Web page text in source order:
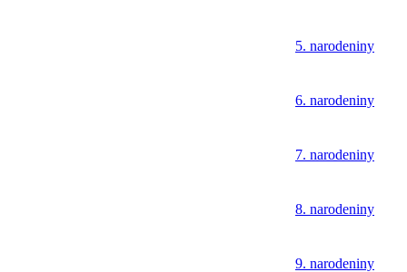
5. narodeniny
6. narodeniny
7. narodeniny
8. narodeniny
9. narodeniny